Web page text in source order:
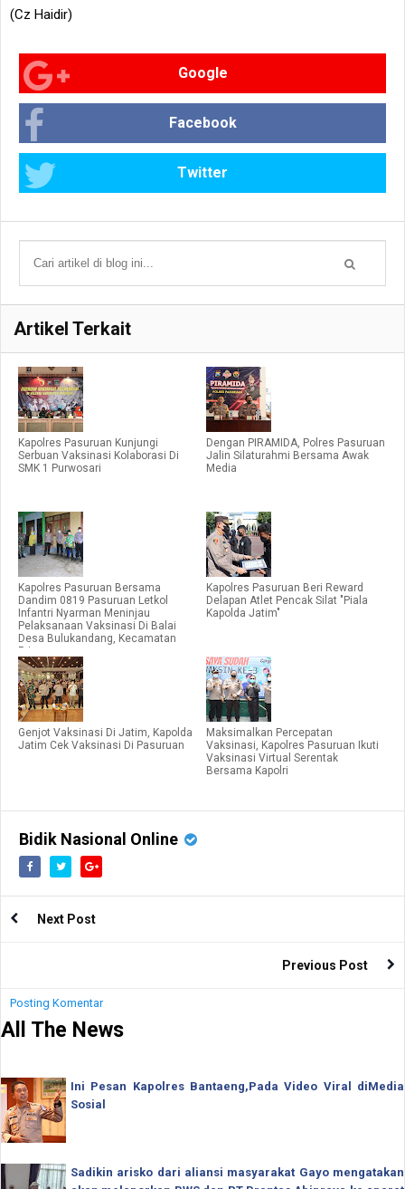
(Cz Haidir)
Google
Facebook
Twitter
Artikel Terkait
Kapolres Pasuruan Kunjungi
Serbuan Vaksinasi Kolaborasi Di
SMK 1 Purwosari
Dengan PIRAMIDA, Polres Pasuruan
Jalin Silaturahmi Bersama Awak
Media
Kapolres Pasuruan Bersama
Dandim 0819 Pasuruan Letkol
Infantri Nyarman Meninjau
Pelaksanaan Vaksinasi Di Balai
Desa Bulukandang, Kecamatan
Prigen
Kapolres Pasuruan Beri Reward
Delapan Atlet Pencak Silat "Piala
Kapolda Jatim"
Genjot Vaksinasi Di Jatim, Kapolda
Jatim Cek Vaksinasi Di Pasuruan
Maksimalkan Percepatan
Vaksinasi, Kapolres Pasuruan Ikuti
Vaksinasi Virtual Serentak
Bersama Kapolri
Bidik Nasional Online
Next Post
Previous Post
Posting Komentar
All The News
Ini Pesan Kapolres Bantaeng,Pada Video Viral diMedia
Sosial
Sadikin arisko dari aliansi masyarakat Gayo mengatakan